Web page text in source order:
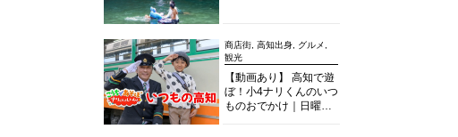
商店街, 高知出身, グルメ,
観光
【動画あり】 高知で遊
ぼ！小4ナリくんのいつ
ものおでかけ｜日曜市